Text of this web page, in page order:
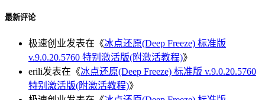
最新评论
极速创业发表在《冰点还原(Deep Freeze) 标准版
v.9.0.20.5760 特别激活版(附激活教程)》
erili发表在《冰点还原(Deep Freeze) 标准版 v.9.0.20.5760
特别激活版(附激活教程)》